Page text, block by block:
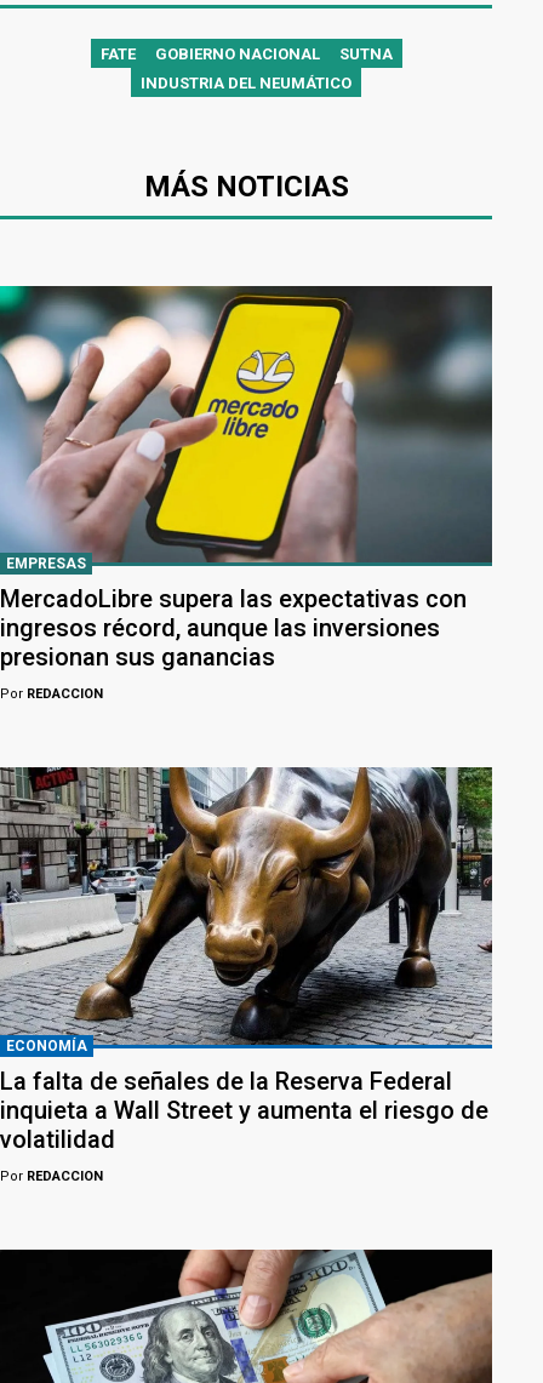
FATE GOBIERNO NACIONAL
SUTNA
INDUSTRIA DEL NEUMÁTICO
MÁS NOTICIAS
EMPRESAS
MercadoLibre supera las expectativas con
ingresos récord, aunque las inversiones
presionan sus ganancias
Por REDACCION
ECONOMÍA
La falta de señales de la Reserva Federal
inquieta a Wall Street y aumenta el riesgo de
volatilidad
Por REDACCION